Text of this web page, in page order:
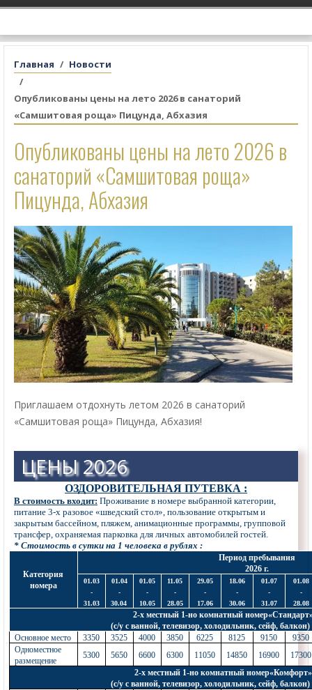
Главная Новости
Опубликованы цены на лето 2026 в санаторий
«Самшитовая роща» Пицунда, Абхазия
Опубликованы цены на лето 2026 в
санаторий «Самшитовая роща»
Пицунда, Абхазия
Приглашаем отдохнуть летом 2026 в санаторий
«Самшитовая роща» Пицунда, Абхазия!
ЦЕНЫ 2026
ОЗДОРОВИТЕЛЬНАЯ ПУТЕВКА :
В стоимость входит: Проживание в номере выбранной категории,
питание 3-х разовое «шведский стол», пользование открытым и
закрытым бассейном, пляжем, анимационные программы, групповой
трансфер, охраняемая парковка для личных автомобилей гостей.
* Стоимость в сутки на 1 человека в рублях :
Категория
номера
Период пребывания
2026 г.
01.03
-
31.03
01.04
-
30.04
01.05
-
10.05
11.05
-
28.05
29.05
-
17.06
18.06
-
30.06
01.07
-
31.07
01.08
-
28.08
2-х местный 1-но комнатный
(с/у с ванной, телевизор, холодильник, сейф,
Основное место
3350 3525 4000 3850 6225 8125 9150
9350
Одноместное
размещение
5300 5650 6600 6300 11050 14850 16900
17300
2-х местный 1-но комнатный номер«Комфорт»
(с/у с ванной, телевизор, холодильник, сейф,